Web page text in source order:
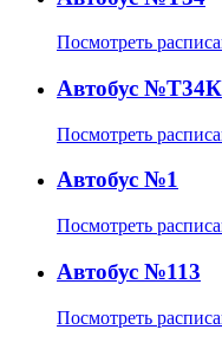
Посмотреть
Автобус №Т34К
Посмотреть
Автобус №1
Посмотреть
Автобус №113
Посмотреть